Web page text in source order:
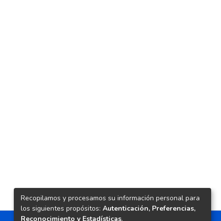
Recopilamos y procesamos su información personal para
los siguientes propósitos: Autenticación, Preferencias,
Reconocimiento y Estadísticas.